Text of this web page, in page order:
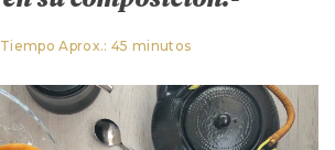
Tiempo Aprox.: 45 minutos